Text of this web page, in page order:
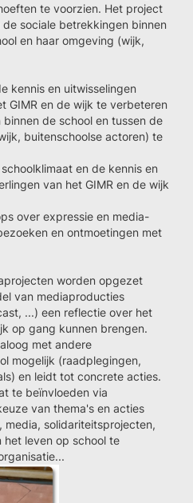
te voorzien. Het project
sociale betrekkingen binnen
en haar omgeving (wijk,
kennis en uitwisselingen
GIMR en de wijk te verbeteren
de school en tussen de
buitenschoolse actoren) te
en de kennis en
van het GIMR en de wijk
over expressie en media-
en ontmoetingen met
worden opgezet
van mediaproducties
...) een reflectie over het
op gang kunnen brengen.
met andere
mogelijk (raadplegingen,
en leidt tot concrete acties.
te beïnvloeden via
van thema's en acties
media, solidariteitsprojecten,
het leven op school te